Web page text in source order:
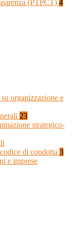
(PTPCT) 4
organizzazione e
23
strategico-
di condotta 3
e imprese